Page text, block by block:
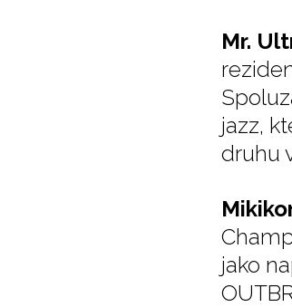
Mr.
jazz,
druhu
jako